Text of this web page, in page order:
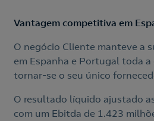
Vantagem competitiva em
O negócio Cliente manteve a
em Espanha e Portugal toda a
tornar-se o seu único
O resultado líquido ajustado
com um Ebitda de 1.423